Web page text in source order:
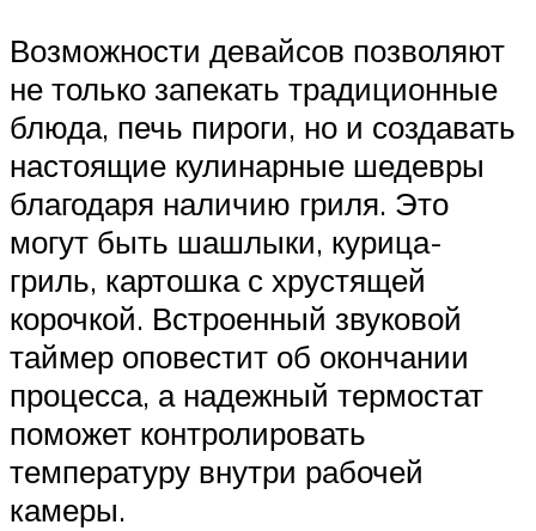
Возможности девайсов позволяют
не только запекать традиционные
блюда, печь пироги, но и создавать
настоящие кулинарные шедевры
благодаря наличию гриля. Это
могут быть шашлыки, курица-
гриль, картошка с хрустящей
корочкой. Встроенный звуковой
таймер оповестит об окончании
процесса, а надежный термостат
поможет контролировать
температуру внутри рабочей
камеры.